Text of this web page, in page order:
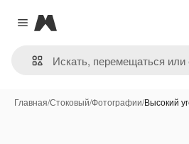
Close menu
Magnific
Главная/Стоковый/Фотографии/Высокий